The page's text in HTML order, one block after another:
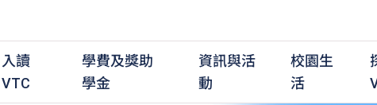
入讀
VTC
學費及獎助
學金
資訊與活
動
校園生
活